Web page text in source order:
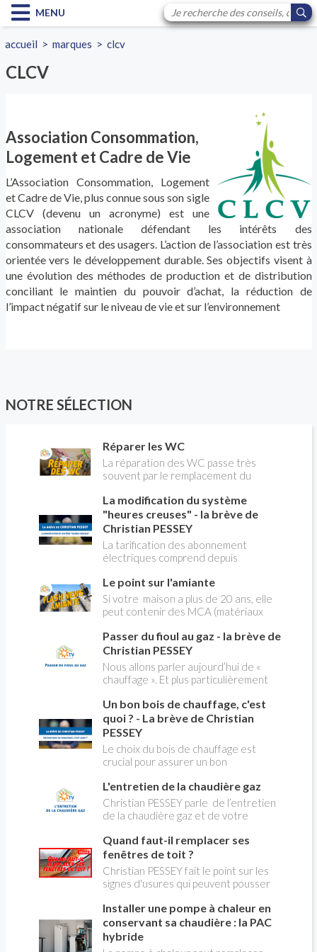
MENU
accueil >marques >clcv
CLCV
Association Consommation,
Logement et Cadre de Vie
L’Association Consommation, Logement
et Cadre de Vie, plus connue sous son sigle
CLCV (devenu un acronyme) est une
association nationale défendant les intérêts des
consommateurs et des usagers. L’action de l’association est très
orientée vers le développement durable. Ses objectifs visent à
une évolution des méthodes de production et de distribution
conciliant le maintien du pouvoir d’achat, la réduction de
l’impact négatif sur le niveau de vie et sur l’environnement
NOTRE SÉLECTION
Réparer les WC
La réparation des WC passe très
souvent par le remplacement du
expliquer
La modification du système
"heures creuses" - la brève de
Christian PESSEY
La tarification des abonnement
électriques comprend depuis
pleines, heures creuses. Aujourd'hui
Christian PESSEY vous explique tout
ce qu'il faut savoir sur la nouvelle
modification du système "heures
creuses" qui concerne près de 15
millions de Français !
Le point sur l'amiante
Si votre maison a plus de 20 ans, elle
peut contenir des MCA (matériaux
panique, on fait le point dans notre
flash news n°3 spéciale Amiante et
ses dangers avec Christian Pessey
Passer du fioul au gaz - la brève de
Christian PESSEY
Nous allons parler aujourd’hui de «
chauffage ». Et plus particulièrement
aborder l’abandon du fioul au profit du
gaz.
Un bon bois de chauffage, c'est
quoi ? - La brève de Christian
PESSEY
Le choix du bois de chauffage est
crucial pour assurer un bon
l'impact environnemental. Mais
comment reconnaître un bois de
qualité ? Plusieurs critères entrent en
jeu : le type d'essence, le taux
d'humidité, la densité et la saison de
coupe.
L'entretien de la chaudière gaz
Christian PESSEY parle de l’entretien
de la chaudière gaz et de votre
avez un système par radiateurs ou un
plancher chauffant, qui sont alimentés
par une chaudière au gaz, vous devez
faire entretenir celle-ci une fois par
an, que vous soyez locataire ou
propriétaire occupant. C’est la même
chose pour un chauffe-bains au gaz.
C’est une obligation légale. Si vous ne
le faites pas, votre responsabilité
Quand faut-il remplacer ses
fenêtres de toit ?
Christian PESSEY fait le point sur les
signes d'usures qui peuvent pousser
toit. En remplaçant vos fenêtre de toit
vous ferez des économies de
chauffage et vous améliorerez le
confort des combles qui en sont
Installer une pompe à chaleur en
conservant sa chaudière : la PAC
hybride